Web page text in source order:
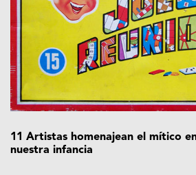
11 Artistas homenajean el mítico
nuestra infancia